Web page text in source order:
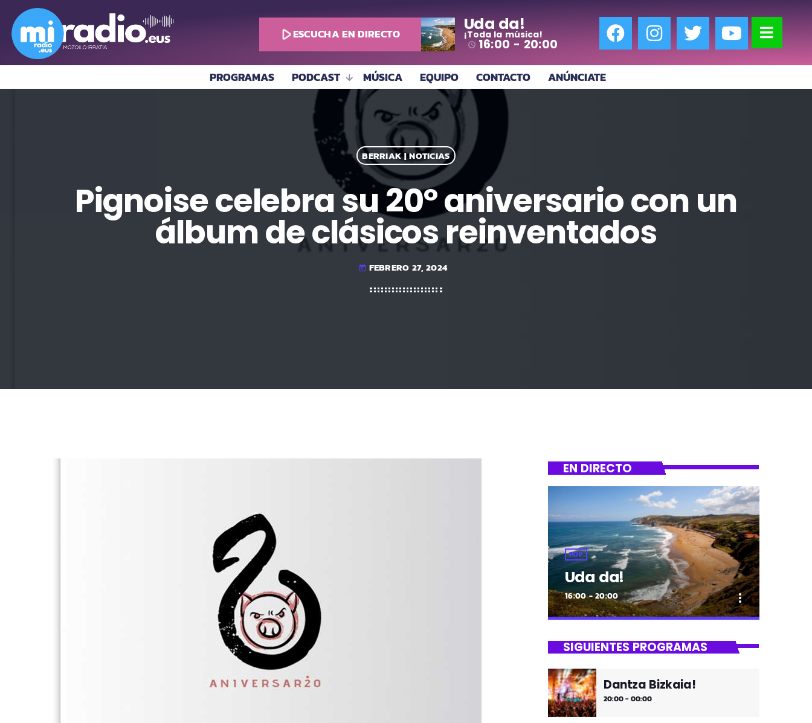
play_arrowESCUCHA EN DIRECTO Uda da!
¡Toda la música!
access_time 16:00 - 20:00
PROGRAMAS PODCAST MÚSICA EQUIPO CONTACTO ANÚNCIATE
BERRIAK | NOTICIAS
Pignoise celebra su 20º aniversario con un
álbum de clásicos reinventados
today FEBRERO 27, 2024
EN DIRECTO
POP
Uda da!
16:00 - 20:00 more_vert
Uda da!
¡Toda la música!
SIGUIENTES PROGRAMAS
Dantza Bizkaia!
20:00 - 00:00